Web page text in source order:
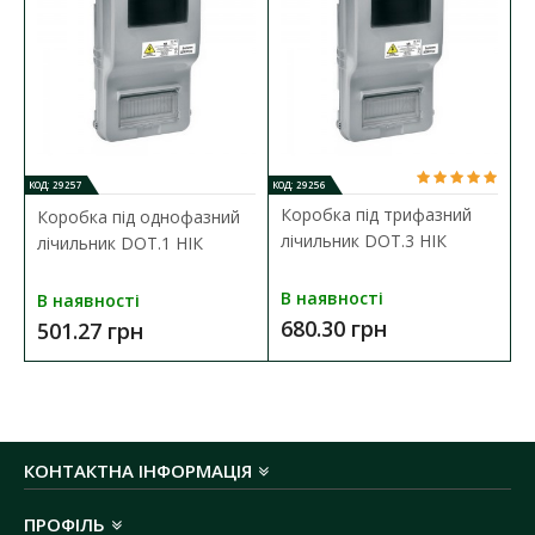
Кількість модулів:
Матеріал корпусу:
Колір корпусу:
Температура експлуатації:
-40 ºС до +85 ºС
Габаритні розміри ГхШхВ:
140х220х355 мм
КОД: 29257
Коробка під однофазний
лічильник DOT.1 НІК
В наявності
501.27 грн
КОД: 29256
Коробка під трифазний
лічильник DOT.3 НІК
В наявності
680.30 грн
КОНТАКТНА ІНФОРМАЦІЯ
ПРОФІЛЬ